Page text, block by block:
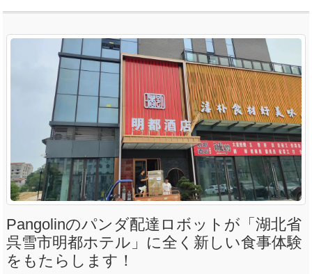
Pangolinのパンダ配達ロボットが「湖北省
呉雪市明都ホテル」に全く新しい食事体験
をもたらします！